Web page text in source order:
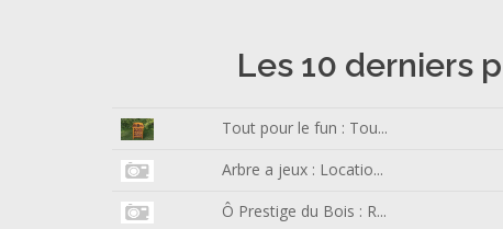
Les 10 derniers
Tout pour le fun : Tou...
Arbre a jeux : Locatio...
Ô Prestige du Bois : R...